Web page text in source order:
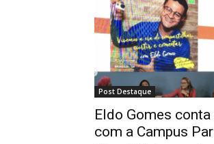
Post Destaque
Eldo Gomes
com a Campus